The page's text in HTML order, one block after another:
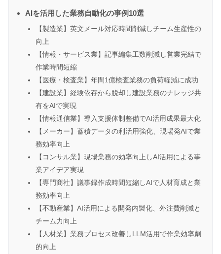
AIを活用した業務自動化の事例10選
【製造業】英文メール対応時間削減しチーム生産性の
向上
【情報・サービス業】記事編集工数削減し営業完結で
作業時間短縮
【医療・検査業】年間1億検査業務の負荷軽減に成功
【建設業】経験依存から脱却し建設業務のナレッジ共
有をAIで実現
【情報通信業】導入支援体制整備でAI活用成果最大化
【メーカー】蓄積データの利活用強化、現場発AIで業
務効率向上
【コンサル業】現場業務の効率向上しAI活用による事
業アイデア実現
【専門商社】議事録作成時間短縮しAIで人材育成と業
務効率向上
【不動産業】AI活用による開発内製化、外注費削減と
チーム力向上
【人材業】業務プロセス改善しLLM活用で作業効率劇
的向上